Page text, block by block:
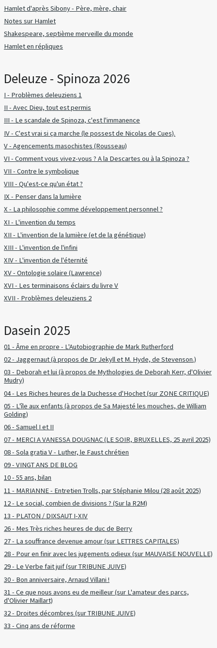
Hamlet d'après Sibony - Père, mère, chair
Notes sur Hamlet
Shakespeare, septième merveille du monde
Hamlet en répliques
Deleuze - Spinoza 2026
I - Problèmes deleuziens 1
II - Avec Dieu, tout est permis
III - Le scandale de Spinoza, c'est l'immanence
IV - C'est vrai si ça marche (le possest de Nicolas de Cues).
V - Agencements masochistes (Rousseau)
VI - Comment vous vivez-vous ? A la Descartes ou à la Spinoza ?
VII - Contre le symbolique
VIII - Qu'est-ce qu'un état ?
IX - Penser dans la lumière
X - La philosophie comme développement personnel ?
XI - L'invention du temps
XII - L'invention de la lumière (et de la génétique)
XIII - L'invention de l'infini
XIV - L'invention de l'éternité
XV - Ontologie solaire (Lawrence)
XVI - Les terminaisons éclairs du livre V
XVII - Problèmes deleuziens 2
Dasein 2025
01 - Âme en propre - L'Autobiographie de Mark Rutherford
02 - Jaggernaut (à propos de Dr Jekyll et M. Hyde, de Stevenson.)
03 - Deborah et lui (à propos de Mythologies de Deborah Kerr, d'Olivier
Mudry)
04 - Les Riches heures de la Duchesse d'Hochet (sur ZONE CRITIQUE)
05 - L'île aux enfants (à propos de Sa Majesté les mouches, de William
Golding)
06 - Samuel I et II
07 - MERCI A VANESSA DOUGNAC (LE SOIR, BRUXELLES, 25 avril 2025)
08 - Sola gratia V - Luther, le Faust chrétien
09 - VINGT ANS DE BLOG
10 - 55 ans, bilan
11 - MARIANNE - Entretien Trolls, par Stéphanie Milou (28 août 2025)
12 - Le social, combien de divisions ? (Sur la R2M)
13 - PLATON / DIXSAUT I-XIV
26 - Mes Très riches heures de duc de Berry
27 - La souffrance devenue amour (sur LETTRES CAPITALES)
28 - Pour en finir avec les jugements odieux (sur MAUVAISE NOUVELLE)
29 - Le Verbe fait juif (sur TRIBUNE JUIVE)
30 - Bon anniversaire, Arnaud Villani !
31 - Ce que nous avons eu de meilleur (sur L'amateur des parcs,
d'Olivier Maillart)
32 - Droites décombres (sur TRIBUNE JUIVE)
33 - Cinq ans de réforme